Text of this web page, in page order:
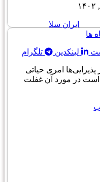
ایران سلا
ها
لینکدین تلگرام
پذیرایی‌ها امری حیاتی
است در مورد آن غفلت